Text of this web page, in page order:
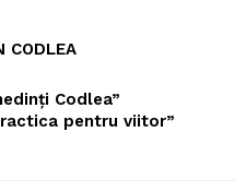
CODLEA
Codlea”
pentru viitor”